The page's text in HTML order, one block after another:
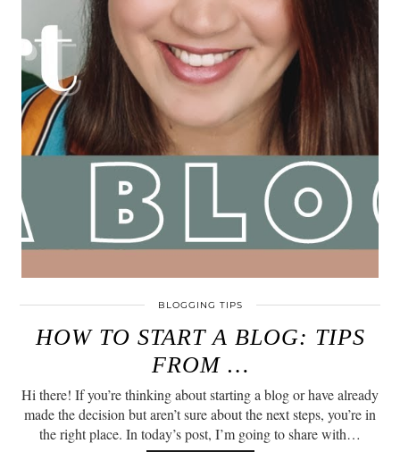
BLOGGING TIPS
HOW TO START A BLOG: TIPS
FROM …
Hi there! If you’re thinking about starting a blog or have already
made the decision but aren’t sure about the next steps, you’re in
the right place. In today’s post, I’m going to share with…